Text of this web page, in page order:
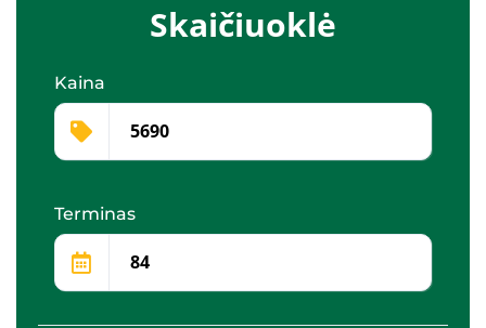
Skaičiuoklė
Kaina
Terminas